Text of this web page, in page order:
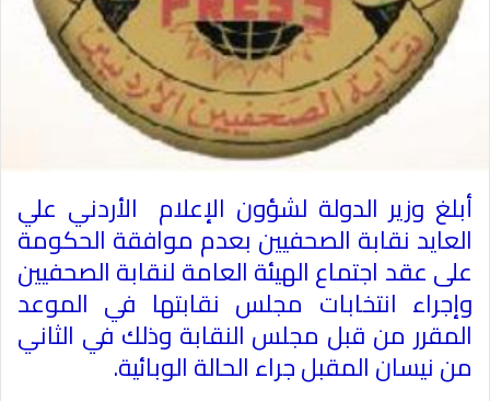
أبلغ وزير الدولة لشؤون الإعلام الأردني علي
العايد نقابة الصحفيين بعدم موافقة الحكومة
على عقد اجتماع الهيئة العامة لنقابة الصحفيين
وإجراء انتخابات مجلس نقابتها في الموعد
المقرر من قبل مجلس النقابة وذلك في الثاني
من نيسان المقبل جراء الحالة الوبائية.